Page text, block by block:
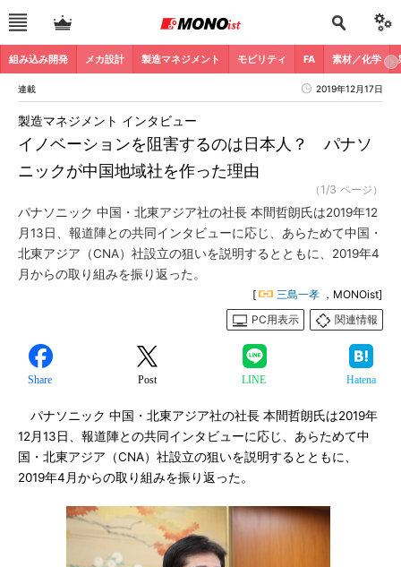
組み込み開発 メカ設計 製造マネジメント モビリティ FA 素材／化学
連載 2019年12月17日
イノベーションを阻害するのは日本人？ パナソ
ニックが中国地域社を作った理由
製造マネジメント インタビュー
（1/3 ページ）
パナソニック 中国・北東アジア社の社長 本間哲朗氏は2019年12
月13日、報道陣との共同インタビューに応じ、あらためて中国・
北東アジア（CNA）社設立の狙いを説明するとともに、2019年4
月からの取り組みを振り返った。
[ 三島一孝 ，MONOist]
PC用表示
関連情報
Share Post LINE Hatena
パナソニック 中国・北東アジア社の社長 本間哲朗氏は2019年
12月13日、報道陣との共同インタビューに応じ、あらためて中
国・北東アジア（CNA）社設立の狙いを説明するとともに、
2019年4月からの取り組みを振り返った。